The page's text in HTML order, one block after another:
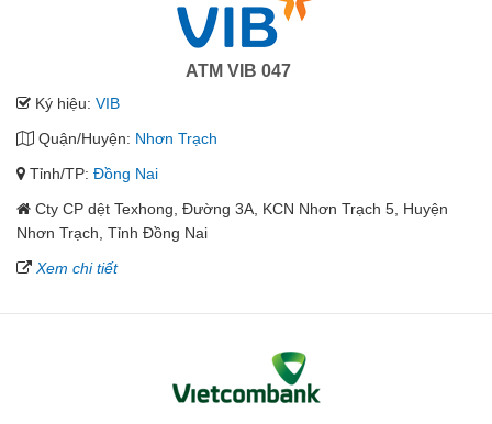
ATM VIB 047
Ký hiệu: VIB
Quận/Huyện: Nhơn Trạch
Tỉnh/TP: Đồng Nai
Cty CP dệt Texhong, Đường 3A, KCN Nhơn Trạch 5, Huyện
Nhơn Trạch, Tỉnh Đồng Nai
Xem chi tiết